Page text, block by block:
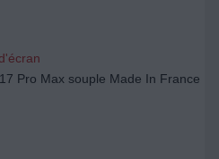
Pro Max souple Made In France